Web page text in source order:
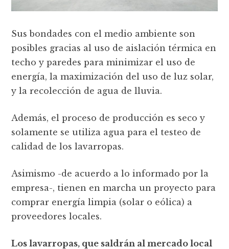
Sus bondades con el medio ambiente son
posibles gracias al uso de aislación térmica en
techo y paredes para minimizar el uso de
energía, la maximización del uso de luz solar,
y la recolección de agua de lluvia.
Además, el proceso de producción es seco y
solamente se utiliza agua para el testeo de
calidad de los lavarropas.
Asimismo -de acuerdo a lo informado por la
empresa-, tienen en marcha un proyecto para
comprar energía limpia (solar o eólica) a
proveedores locales.
Los lavarropas, que saldrán al mercado local